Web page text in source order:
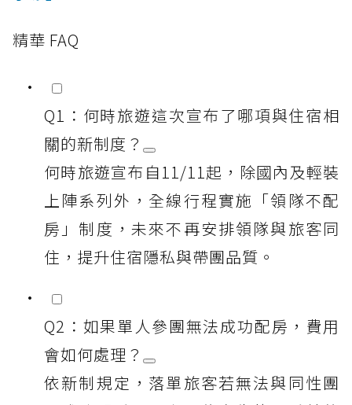
精華 FAQ
Q1：何時旅遊這次宣布了哪項與住宿相
關的新制度？
何時旅遊宣布自11/11起，除國內及輕裝
上陣系列外，全線行程實施「領隊不配
房」制度，未來不再安排領隊與旅客同
住，提升住宿隱私與帶團品質。
Q2：如果單人參團無法成功配房，費用
會如何處理？
依新制規定，落單旅客若無法與同性團